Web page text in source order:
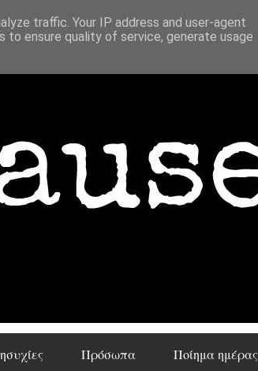
Πρόσωπα Ποίημα ημέρας
traffic. Your IP address and user-agent
to ensure quality of service, generate usage